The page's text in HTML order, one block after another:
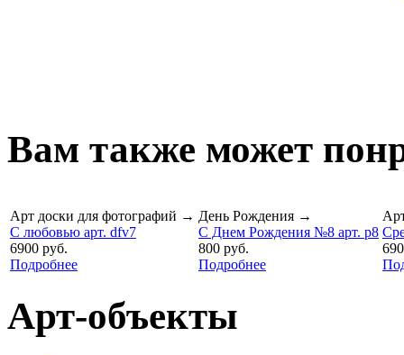
Вам также может
Арт доски для фотографий →
С любовью арт. dfv7
6900 руб.
Подробнее
День Рождения →
С Днем Рождения №8 арт. p8
800 руб.
Подробнее
Арт-объекты